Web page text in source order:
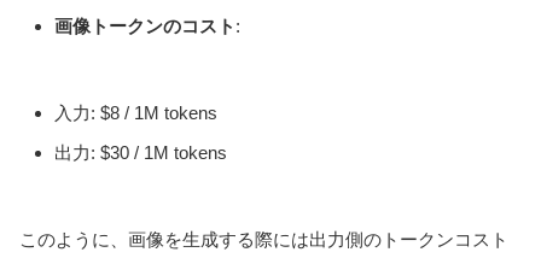
画像トークンのコスト :
入力: $8 / 1M tokens
出力: $30 / 1M tokens
このように、画像を生成する際には出力側のトークンコスト